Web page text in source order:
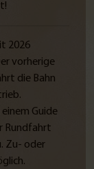
2026
vorherige
die Bahn
Guide
Rundfahrt
Zu- oder